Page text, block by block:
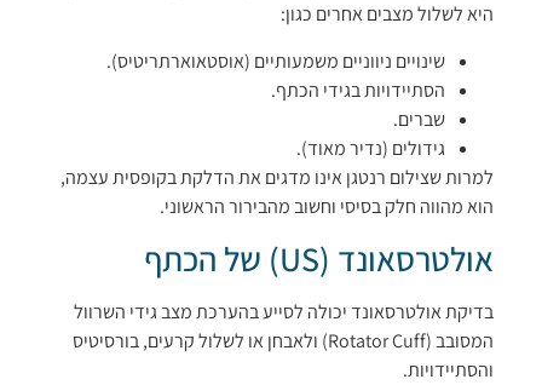
היא לשלול מצבים אחרים כגון:
שינויים ניווניים משמעותיים (אוסטאוארתריטיס).
הסתיידויות בגידי הכתף.
שברים.
גידולים (נדיר מאוד).
למרות שצילום רנטגן אינו מדגים את הדלקת בקופסית עצמה,
הוא מהווה חלק בסיסי וחשוב מהבירור הראשוני.
אולטרסאונד (US) של הכתף
בדיקת אולטרסאונד יכולה לסייע בהערכת מצב גידי השרוול
המסובב (Rotator Cuff) ולאבחן או לשלול קרעים, בורסיטיס
והסתיידויות.